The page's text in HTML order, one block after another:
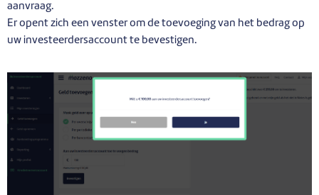
aanvraag.
Er opent zich een venster om de toevoeging van het bedrag op
uw investeerdersaccount te bevestigen.